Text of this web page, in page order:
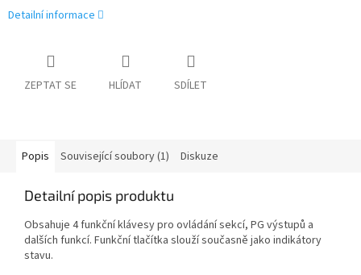
Detailní informace
ZEPTAT SE HLÍDAT SDÍLET
Popis Související soubory (1) Diskuze
Detailní popis produktu
Obsahuje 4 funkční klávesy pro ovládání sekcí, PG výstupů a
dalších funkcí. Funkční tlačítka slouží současně jako indikátory
stavu.